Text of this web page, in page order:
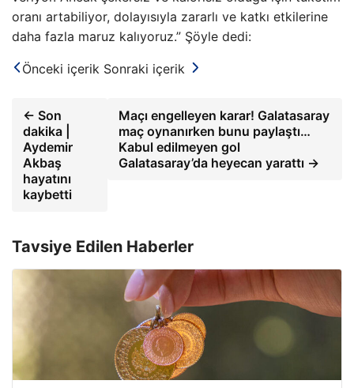
oranı artabiliyor, dolayısıyla zararlı ve katkı etkilerine
daha fazla maruz kalıyoruz.” Şöyle dedi:
Önceki içerik Sonraki içerik
← Son
dakika |
Aydemir
Akbaş
hayatını
kaybetti
Maçı engelleyen karar! Galatasaray
maç oynanırken bunu paylaştı…
Kabul edilmeyen gol
Galatasaray’da heyecan yarattı →
Tavsiye Edilen Haberler